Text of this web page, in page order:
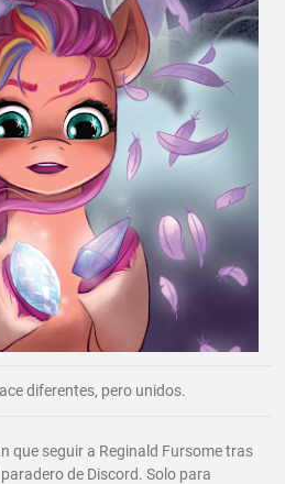
diferentes, pero unidos.
que seguir a Reginald Fursome tras
de Discord. Solo para